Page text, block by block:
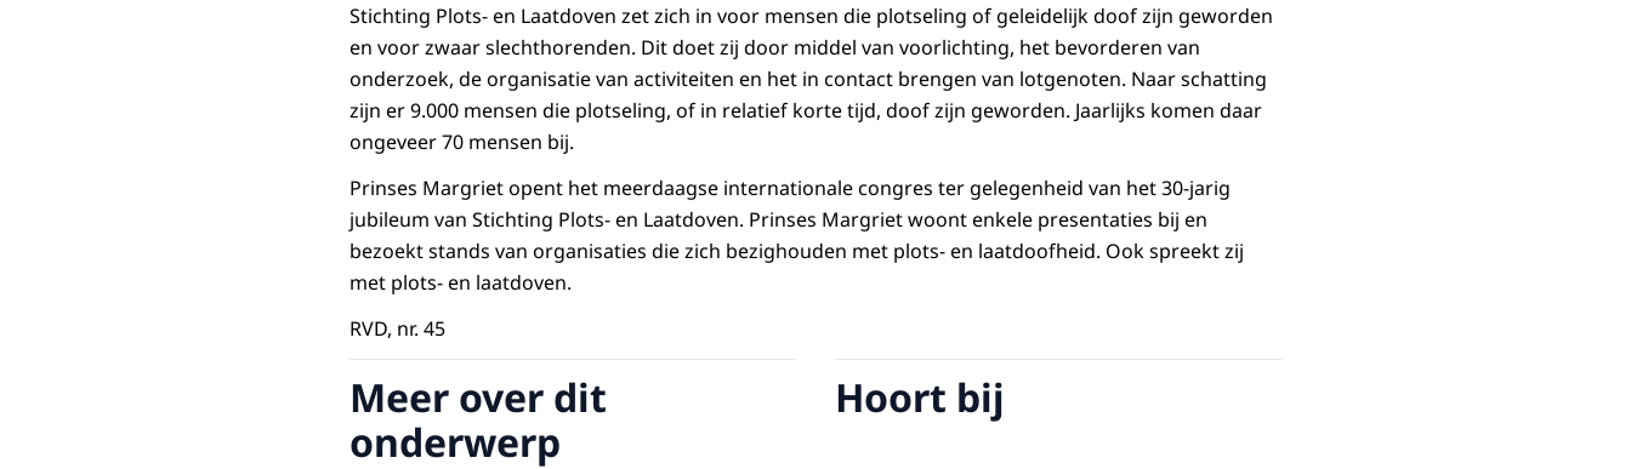
Stichting Plots- en Laatdoven zet zich in voor mensen die plotseling of geleidelijk doof zijn geworden
en voor zwaar slechthorenden. Dit doet zij door middel van voorlichting, het bevorderen van
onderzoek, de organisatie van activiteiten en het in contact brengen van lotgenoten. Naar schatting
zijn er 9.000 mensen die plotseling, of in relatief korte tijd, doof zijn geworden. Jaarlijks komen daar
ongeveer 70 mensen bij.
Prinses Margriet opent het meerdaagse internationale congres ter gelegenheid van het 30-jarig
jubileum van Stichting Plots- en Laatdoven. Prinses Margriet woont enkele presentaties bij en
bezoekt stands van organisaties die zich bezighouden met plots- en laatdoofheid. Ook spreekt zij
met plots- en laatdoven.
RVD, nr. 45
Meer over dit
onderwerp
Hoort bij